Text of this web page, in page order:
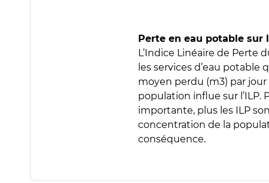
Perte en eau potable sur
L’Indice Linéaire de Perte
les services d’eau potable
moyen perdu (m3) par
population influe sur l’ILP.
importante, plus les ILP
concentration de la
conséquence.